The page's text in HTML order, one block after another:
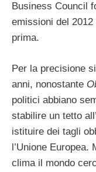
Business Council
emissioni del
prima.
Per la precisione
anni, nonostante
politici abbiano
stabilire un tetto all’
istituire dei tagli
l’Unione Europea.
clima il mondo